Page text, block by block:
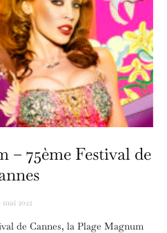
– 75ème Festival de
mai 2022
de Cannes, la Plage Magnum